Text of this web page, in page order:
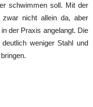
schwimmen soll. Mit der
zwar nicht allein da, aber
der Praxis angelangt. Die
weniger Stahl und